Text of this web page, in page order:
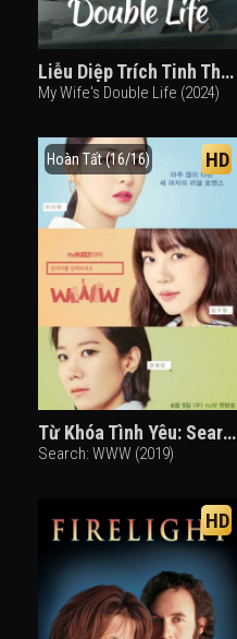
Liễu Diệp Trích Tinh Thần
My Wife's Double Life (2024)
Hoàn Tất (16/16) HD
Từ Khóa Tình Yêu: Search WWW
Search: WWW (2019)
HD